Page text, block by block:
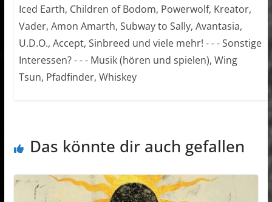
Iced Earth, Children of Bodom, Powerwolf, Kreator,
Vader, Amon Amarth, Subway to Sally, Avantasia,
U.D.O., Accept, Sinbreed und viele mehr! - - - Sonstige
Interessen? - - - Musik (hören und spielen), Wing
Tsun, Pfadfinder, Whiskey
Das könnte dir auch gefallen